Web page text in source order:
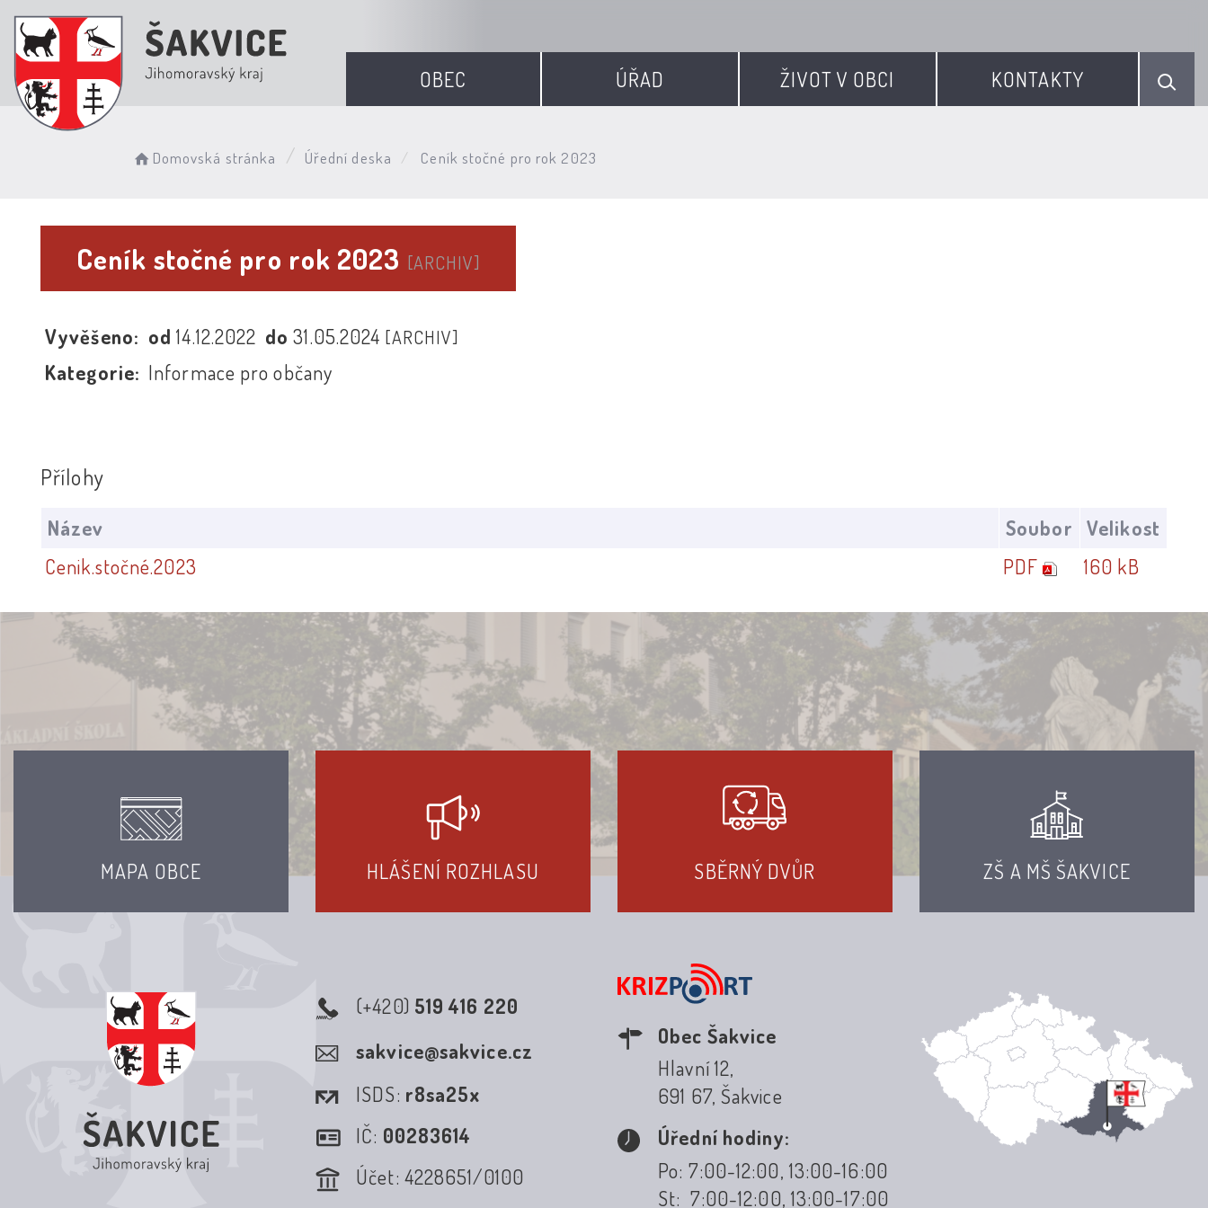
OBEC ÚŘAD ŽIVOT V OBCI KONTAKTY
Domovská stránka Úřední deska Ceník stočné pro rok 2023
Ceník stočné pro rok 2023 [ARCHIV]
Vyvěšeno: od14.12.2022 do31.05.2024 [ARCHIV]
Kategorie: Informace pro občany
Přílohy
Název Soubor
Velikost
Cenik.stočné.2023
PDF 160 kB
MAPA OBCE HLÁŠENÍ ROZHLASU SBĚRNÝ DVŮR ZŠ A MŠ ŠAKVICE
(+420) 519 416 220
sakvice@sakvice.cz
ISDS: r8sa25x
IČ: 00283614
Účet: 4228651/0100
Obec Šakvice
Hlavní 12,
691 67, Šakvice
Úřední hodiny:
Po: 7:00-12:00, 13:00-16:00
St: 7:00-12:00, 13:00-17:00